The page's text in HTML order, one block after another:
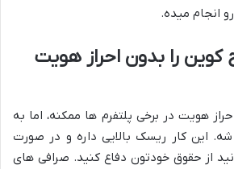
انجام میده.
کوین را بدون احراز هویت
هویت در برخی پلتفرم ها ممکنه، اما به
این کار ریسک بالایی داره و در صورت
از حقوق خودتون دفاع کنید. صرافی های